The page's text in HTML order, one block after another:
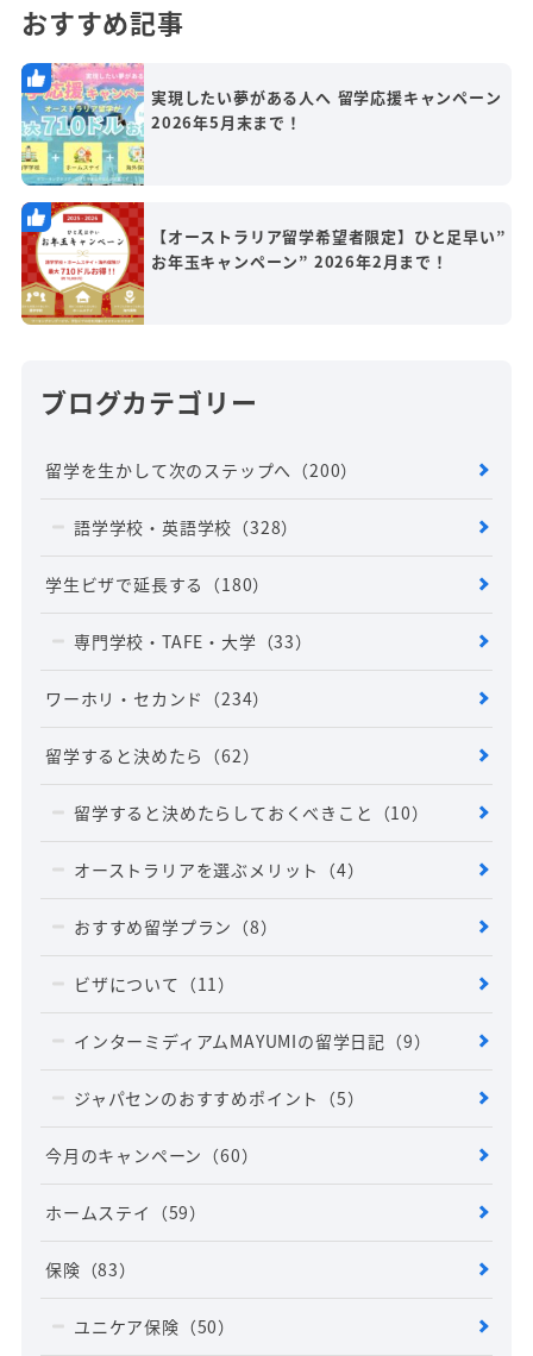
おすすめ記事
実現したい夢がある人へ 留学応援キャンペーン
2026年5月末まで！
【オーストラリア留学希望者限定】ひと足早い”
お年玉キャンペーン” 2026年2月まで！
ブログカテゴリー
留学を生かして次のステップへ （200）
語学学校・英語学校 （328）
学生ビザで延長する （180）
専門学校・TAFE・大学 （33）
ワーホリ・セカンド （234）
留学すると決めたら （62）
留学すると決めたらしておくべきこと （10）
オーストラリアを選ぶメリット （4）
おすすめ留学プラン （8）
ビザについて （11）
インターミディアムMAYUMIの留学日記 （9）
ジャパセンのおすすめポイント （5）
今月のキャンペーン （60）
ホームステイ （59）
保険 （83）
ユニケア保険 （50）